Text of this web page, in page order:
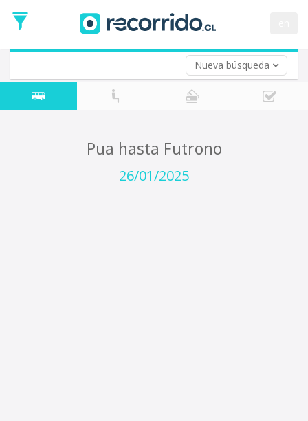
Nueva búsqueda
de
Ida
Vuelta (opcional)
Fecha
de
Pua hasta Futrono
26/01/2025